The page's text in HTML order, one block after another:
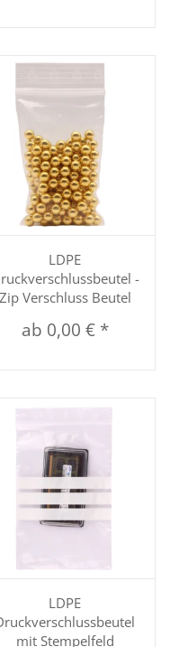
LDPE
-
Zip Verschluss Beutel
ab 0,00 € *
LDPE
mit Stempelfeld